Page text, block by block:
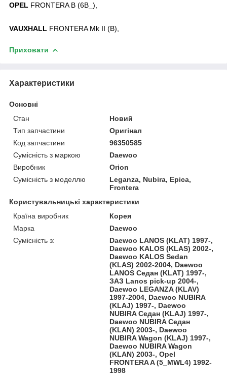
OPEL FRONTERA B (6B_),
VAUXHALL FRONTERA Mk II (B),
Приховати
Характеристики
Основні
Стан
Новий
Тип запчастини
Оригінал
Код запчастини
96350585
Сумісність з маркою
Daewoo
Виробник
Orion
Сумісність з моделлю
Leganza, Nubira, Epica,
Frontera
Користувальницькі характеристики
Країна виробник
Корея
Марка
Daewoo
Сумісність з:
Daewoo LANOS (KLAT) 1997-,
Daewoo KALOS (KLAS) 2002-,
Daewoo KALOS Sedan
(KLAS) 2002-2004, Daewoo
LANOS Седан (KLAT) 1997-,
ЗАЗ Lanos pick-up 2004-,
Daewoo LEGANZA (KLAV)
1997-2004, Daewoo NUBIRA
(KLAJ) 1997-, Daewoo
NUBIRA Седан (KLAJ) 1997-,
Daewoo NUBIRA Седан
(KLAN) 2003-, Daewoo
NUBIRA Wagon (KLAJ) 1997-,
Daewoo NUBIRA Wagon
(KLAN) 2003-, Opel
FRONTERA A (5_MWL4) 1992-
1998